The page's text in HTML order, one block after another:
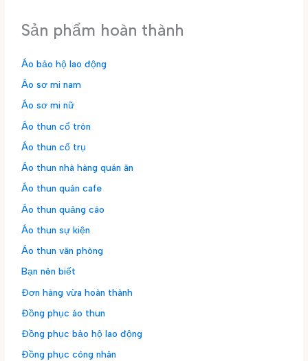
Sản phẩm hoàn thành
Áo bảo hộ lao động
Áo sơ mi nam
Áo sơ mi nữ
Áo thun cổ tròn
Áo thun cổ trụ
Áo thun nhà hàng quán ăn
Áo thun quán cafe
Áo thun quảng cáo
Áo thun sự kiện
Áo thun văn phòng
Bạn nên biết
Đơn hàng vừa hoàn thành
Đồng phục áo thun
Đồng phục bảo hộ lao động
Đồng phục công nhân